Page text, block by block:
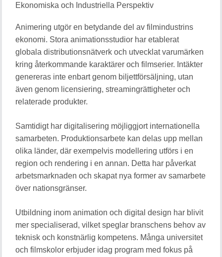
Ekonomiska och Industriella Perspektiv
Animering utgör en betydande del av filmindustrins
ekonomi. Stora animationsstudior har etablerat
globala distributionsnätverk och utvecklat varumärken
kring återkommande karaktärer och filmserier. Intäkter
genereras inte enbart genom biljettförsäljning, utan
även genom licensiering, streamingrättigheter och
relaterade produkter.
Samtidigt har digitalisering möjliggjort internationella
samarbeten. Produktionsarbete kan delas upp mellan
olika länder, där exempelvis modellering utförs i en
region och rendering i en annan. Detta har påverkat
arbetsmarknaden och skapat nya former av samarbete
över nationsgränser.
Utbildning inom animation och digital design har blivit
mer specialiserad, vilket speglar branschens behov av
teknisk och konstnärlig kompetens. Många universitet
och filmskolor erbjuder idag program med fokus på